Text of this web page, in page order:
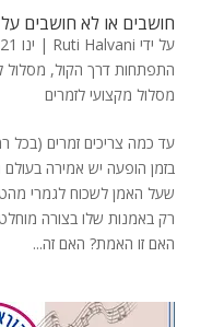
חושבים או לא חושבים
על ידי Ruti Halvani
| ינו 21, 2022
התפתחות דרך הקול, מסלול
מסלול מקצועי לזמרים
עד כמה צריכים זמרים (בכל
בזמן הופעה יש אמירה
שעל האמן לשכוח לגמרי
רק באמנות שלו בצורה
האם זו האמת? האם זה...